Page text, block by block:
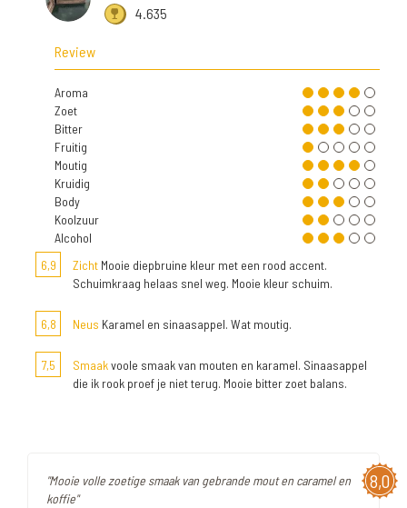
4.635
Review
Aroma
Zoet
Bitter
Fruitig
Moutig
Kruidig
Body
Koolzuur
Alcohol
6,9
Zicht Mooie diepbruine kleur met een rood accent.
Schuimkraag helaas snel weg. Mooie kleur schuim.
6,8 Neus Karamel en sinaasappel. Wat moutig.
7,5 Smaakvoole smaak van mouten en karamel. Sinaasappel
die ik rook proef je niet terug. Mooie bitter zoet balans.
8,0
"Mooie volle zoetige smaak van gebrande mout en caramel en
koffie"